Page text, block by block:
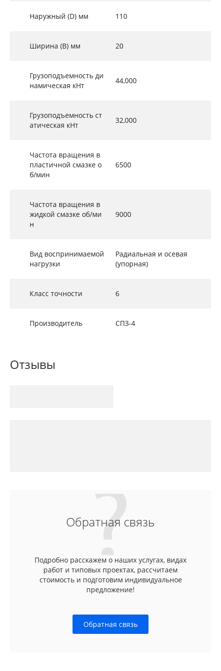
Наружный (D) мм 110
Ширина (B) мм 20
Грузоподъемность ди
намическая кНт
44,000
Грузоподъемность ст
атическая кНт
32,000
Частота вращения в
пластичной смазке о
б/мин
6500
Частота вращения в
жидкой смазке об/ми
н
9000
Вид воспринимаемой
нагрузки
Радиальная и осевая
(упорная)
Класс точности 6
Производитель СПЗ-4
Отзывы
Обратная связь
Подробно расскажем о наших услугах, видах
работ и типовых проектах, рассчитаем
стоимость и подготовим индивидуальное
предложение!
Обратная связь